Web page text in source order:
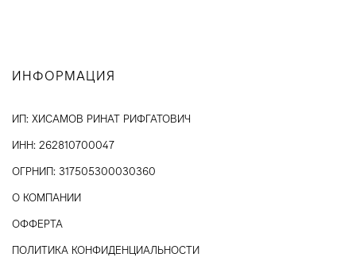
ИНФОРМАЦИЯ
ИП: ХИСАМОВ РИНАТ РИФГАТОВИЧ
ИНН: 262810700047
ОГРНИП: 317505300030360
О КОМПАНИИ
ОФФЕРТА
ПОЛИТИКА КОНФИДЕНЦИАЛЬНОСТИ